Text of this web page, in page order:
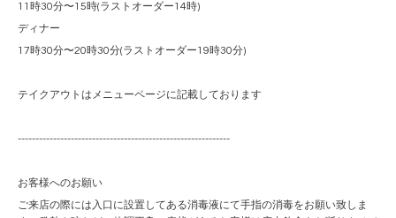
11時30分〜15時(ラストオーダー14時)
ディナー
17時30分〜20時30分(ラストオーダー19時30分)
テイクアウトはメニューページに記載しております
------------------------------------------------------------
お客様へのお願い
ご来店の際には入口に設置してある消毒液にて手指の消毒をお願い致しま